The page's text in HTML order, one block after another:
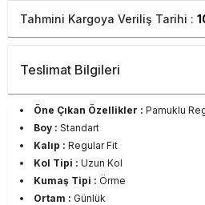
Tahmini Kargoya Veriliş Tarihi :
Teslimat Bilgileri
Öne Çıkan Özellikler : Pamuklu
Boy : Standart
Kalıp : Regular Fit
Kol Tipi : Uzun Kol
Kumaş Tipi : Örme
Ortam : Günlük